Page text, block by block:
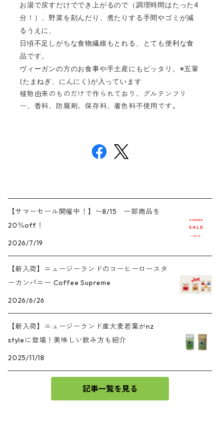
お湯で戻すだけででき上がるので（調理時間はたった4
分！）、野菜を刻んだり、煮たりする手間やゴミが減
るうえに、
日頃不足しがちな食物繊維もとれる、とても便利な食
品です。
ヴィーガンの方のお食事や手土産にもピッタリ。※五葷
(たまねぎ、にんにく)が入っています
植物由来のものだけで作られており、グルテンフリ
ー、香料、防腐剤、保存料、着色料不使用です。
【サマーセール開催中！】〜8/15 一部商品を
20％off！
2026/7/19
【新入荷】ニュージーランドのコーヒーロースタ
ーカンパニー Coffee Supreme
2026/6/26
【新入荷】ニュージーランド産大麦若葉がnz
styleに登場！美味しい飲み方も紹介
2025/11/18
記事一覧を見る